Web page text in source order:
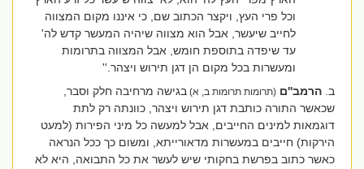
וכל פרי העץ, ויקצר הכתוב שם, כי איננו מקום המצווה
לחייב שיעשר, אבל הוא מצווה שיהיה המעשר קדש לה'
עד שיפדה בתוספת חומש, אבל המצווה בתרומות
ומעשרות בכל מקום הן דגן תירוש ויצהר.''
ב.הרמב''ם (תרומות תרומות ב, א) בגישה מרחיבה חלק וסבר,
שכאשר התורה כותבת דגן תירוש ויצהר, כוונתה רק לתת
דוגמאות למינים החייבים, אבל למעשה כל מיני הפירות (למעט
הירקות) חייבים במעשרות מדאורייתא, ומשום כך ככל הנראה
כאשר כתוב בפרשת בחקותי שיש לעשר את כל התבואה, היא לא